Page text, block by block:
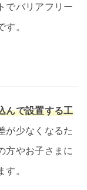
でバリアフリー
。
んで設置する工
が少なくなるた
方やお子さまに
。